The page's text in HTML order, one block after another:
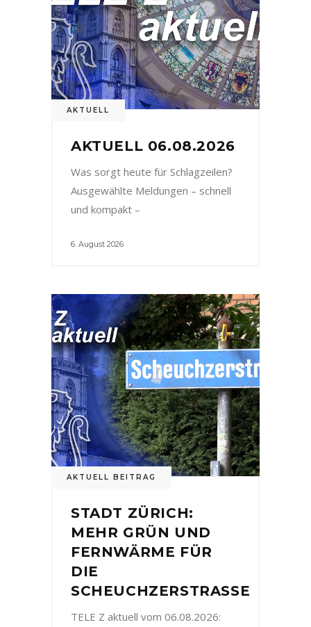
AKTUELL
AKTUELL 06.08.2026
Was sorgt heute für Schlagzeilen?
Ausgewählte Meldungen – schnell
und kompakt –
6. August 2026
AKTUELL BEITRAG
STADT ZÜRICH:
MEHR GRÜN UND
FERNWÄRME FÜR
DIE
SCHEUCHZERSTRASSE
TELE Z aktuell vom 06.08.2026: